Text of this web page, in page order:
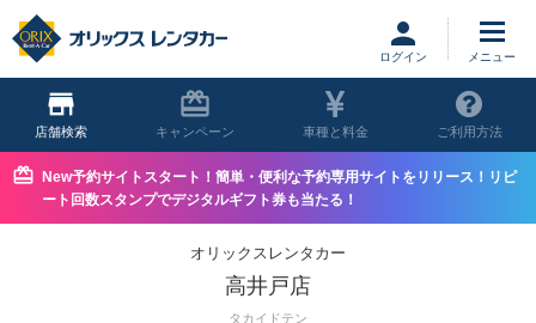
ログイン
店舗 キャンペーン 車種と料金 ご利用方法
New予約サイトスタート！簡単・便利な予約専用サイトをリリース！リピ
ート回数スタンプでデジタルギフト券も当たる！
オリックスレンタカー
高井戸店
タカイドテン